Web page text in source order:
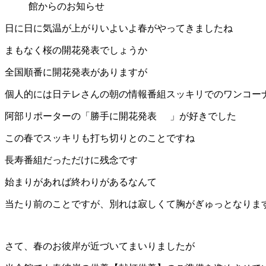
館からのお知らせ
日に日に気温が上がりいよいよ春がやってきましたね
まもなく桜の開花発表でしょうか
全国順番に開花発表がありますが
個人的には日テレさんの朝の情報番組スッキリでのワンコー
阿部リポーターの「勝手に開花発表 」が好きでした
この春でスッキリも打ち切りとのことですね
長寿番組だっただけに残念です
始まりがあれば終わりがあるなんて
当たり前のことですが、別れは寂しくて胸がぎゅっとなりま
さて、春のお彼岸が近づいてまいりましたが